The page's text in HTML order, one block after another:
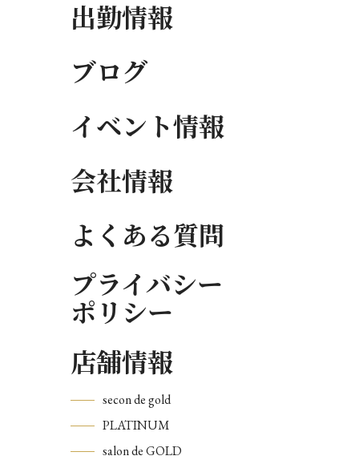
出勤情報
ブログ
イベント情報
会社情報
よくある質問
プライバシー
ポリシー
店舗情報
secon de gold
PLATINUM
salon de GOLD